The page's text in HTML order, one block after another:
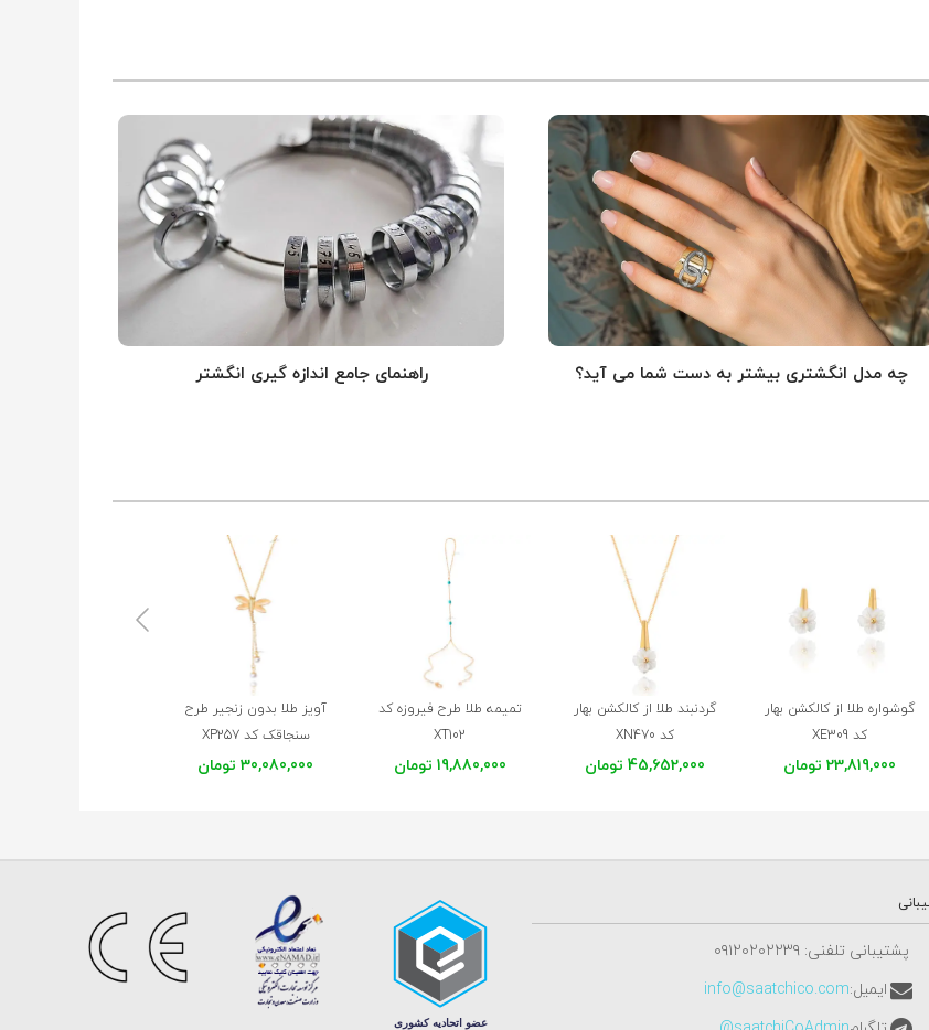
چه مدل انگشتری بیشتر به دست شما می آید؟ راهنمای جامع اندازه گیری انگشتر
گوشواره طلا از کالکشن بهار
کد XE309
23,819,000 تومان
گردنبند طلا از کالکشن بهار
کد XN470
45,652,000 تومان
تمیمه طلا طرح فیروزه کد
XT102
19,880,000 تومان
آویز طلا بدون زنجیر طرح
سنجاقک کد XP257
30,080,000 تومان
پشتیبانی تلفنی: ٠٩١٢٠٢٠٢٢٣٩
ایمیل:info@saatchico.com